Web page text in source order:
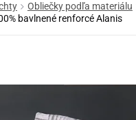
Obliečky podľa materiálu
bavlnené renforcé Alanis